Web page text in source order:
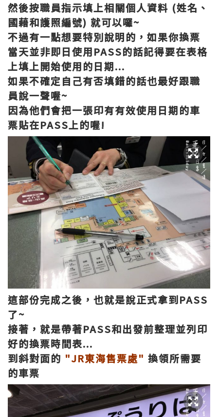
然後按職員指示填上相關個人資料 (姓名、
國藉和護照編號) 就可以囉~
不過有一點想要特別說明的，如果你換票
當天並非即日使用PASS的話記得要在表格
上填上開始使用的日期...
如果不確定自己有否填錯的話也最好跟職
員說一聲喔~
因為他們會把一張印有有效使用日期的車
票貼在PASS上的喔!
這部份完成之後，也就是說正式拿到PASS
了~
接著，就是帶著PASS和出發前整理並列印
好的換票時間表...
到斜對面的 "JR東海售票處" 換領所需要
的車票